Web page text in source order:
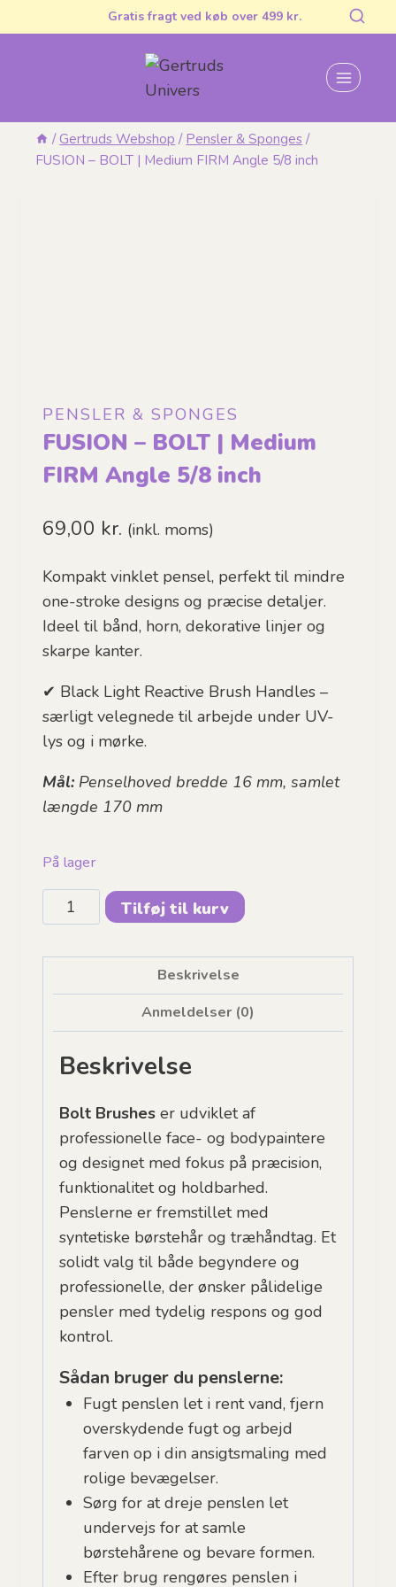
til
Gratis fragt ved køb over 499 kr.
/ Gertruds Webshop / Pensler & Sponges /
FUSION – BOLT | Medium FIRM Angle 5/8 inch
PENSLER & SPONGES
FUSION – BOLT | Medium
FIRM Angle 5/8 inch
69,00 kr. (inkl. moms)
Kompakt vinklet pensel, perfekt til mindre
one-stroke designs og præcise detaljer.
Ideel til bånd, horn, dekorative linjer og
skarpe kanter.
✔ Black Light Reactive Brush Handles –
særligt velegnede til arbejde under UV-
lys og i mørke.
Mål: Penselhoved bredde 16 mm, samlet
længde 170 mm
På lager
FUSION
-
Medium
5/8
antal
Tilføj til kurv
Beskrivelse
Anmeldelser (0)
Beskrivelse
Bolt Brushes er udviklet af
professionelle face- og bodypaintere
og designet med fokus på præcision,
funktionalitet og holdbarhed.
Penslerne er fremstillet med
syntetiske børstehår og træhåndtag. Et
solidt valg til både begyndere og
professionelle, der ønsker pålidelige
pensler med tydelig respons og god
kontrol.
Sådan bruger du penslerne:
Fugt penslen let i rent vand, fjern
overskydende fugt og arbejd
farven op i din ansigtsmaling med
rolige bevægelser.
Sørg for at dreje penslen let
undervejs for at samle
børstehårene og bevare formen.
Efter brug rengøres penslen i